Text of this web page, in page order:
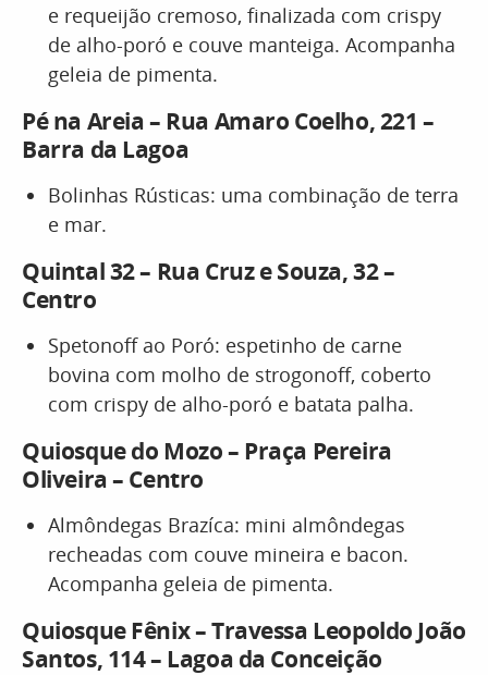
e requeijão cremoso, finalizada com crispy
de alho-poró e couve manteiga. Acompanha
geleia de pimenta.
Pé na Areia – Rua Amaro Coelho, 221 –
Barra da Lagoa
Bolinhas Rústicas: uma combinação de terra
e mar.
Quintal 32 – Rua Cruz e Souza, 32 –
Centro
Spetonoff ao Poró: espetinho de carne
bovina com molho de strogonoff, coberto
com crispy de alho-poró e batata palha.
Quiosque do Mozo – Praça Pereira
Oliveira – Centro
Almôndegas Brazíca: mini almôndegas
recheadas com couve mineira e bacon.
Acompanha geleia de pimenta.
Quiosque Fênix – Travessa Leopoldo João
Santos, 114 – Lagoa da Conceição